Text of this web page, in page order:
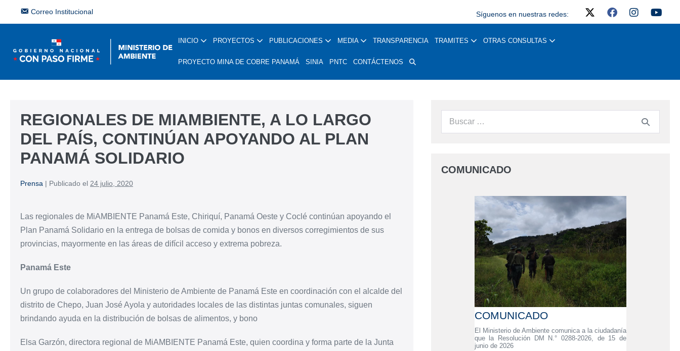
Correo Institucional Síguenos en nuestras redes:
INICIO PROYECTOS PUBLICACIONES MEDIA TRANSPARENCIA TRAMITES OTRAS CONSULTAS
PROYECTO MINA DE COBRE PANAMÁ SINIA PNTC CONTÁCTENOS
REGIONALES DE MIAMBIENTE, A LO LARGO
DEL PAÍS, CONTINÚAN APOYANDO AL PLAN
PANAMÁ SOLIDARIO
Prensa | Publicado el 24 julio, 2020
Las regionales de MiAMBIENTE Panamá Este, Chiriquí, Panamá Oeste y Coclé continúan apoyando el
Plan Panamá Solidario en la entrega de bolsas de comida y bonos en diversos corregimientos de sus
provincias, mayormente en las áreas de difícil acceso y extrema pobreza.
Panamá Este
Un grupo de colaboradores del Ministerio de Ambiente de Panamá Este en coordinación con el alcalde del
distrito de Chepo, Juan José Ayola y autoridades locales de las distintas juntas comunales, siguen
brindando ayuda en la distribución de bolsas de alimentos, y bono
Elsa Garzón, directora regional de MiAMBIENTE Panamá Este, quien coordina y forma parte de la Junta
COMUNICADO
COMUNICADO
El Ministerio de Ambiente comunica a la ciudadanía
que la Resolución DM N.° 0288-2026, de 15 de
junio de 2026